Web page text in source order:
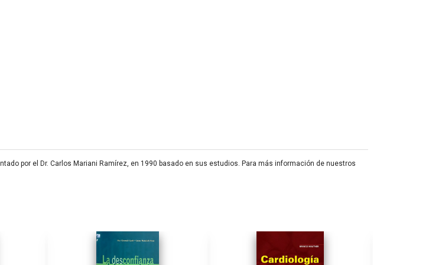
por el Dr. Carlos Mariani Ramírez, en 1990 basado en sus estudios. Para más información de nuestros